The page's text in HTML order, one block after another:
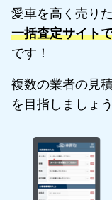
愛車を高く売り
一括査定サイト
です！
複数の業者の見
を目指しましょう